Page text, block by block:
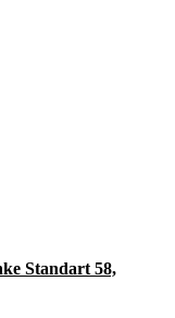
Standart 58,